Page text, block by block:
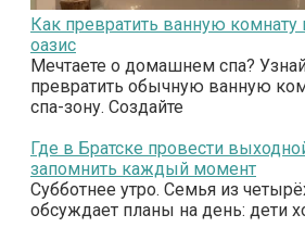
Как превратить ванную
оазис
Мечтаете о домашнем спа?
превратить обычную ванную
спа-зону. Создайте
Где в Братске провести
запомнить каждый момент
Субботнее утро. Семья из
обсуждает планы на день: дети